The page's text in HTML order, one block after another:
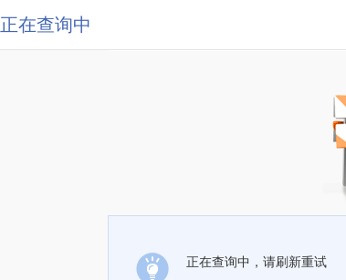
正在查询中
正在查询中，请刷新重试